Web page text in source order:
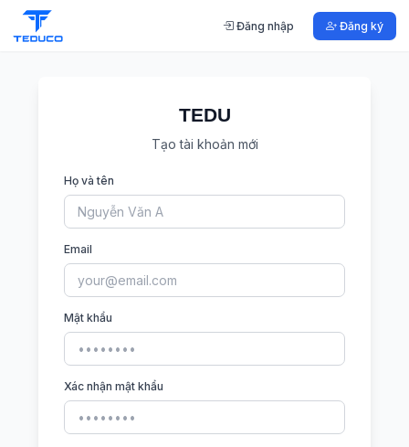
Đăng nhập Đăng ký
TEDU
Tạo tài khoản mới
Họ và tên
Email
Mật khẩu
Xác nhận mật khẩu